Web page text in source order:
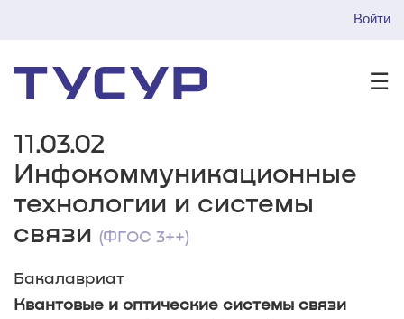
Войти
☰
11.03.02
Инфокоммуникационные
технологии и системы
связи (ФГОС 3++)
Бакалавриат
Квантовые и оптические системы связи